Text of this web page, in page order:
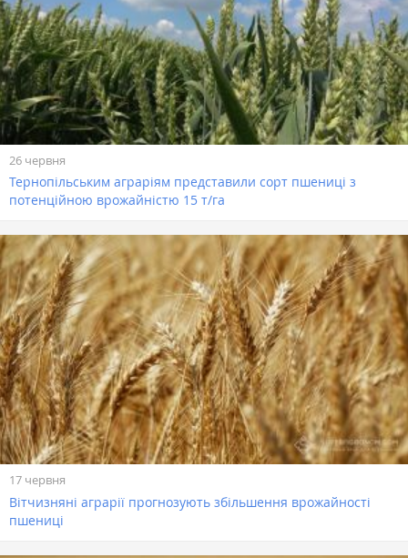
26 червня
Тернопільським аграріям представили сорт пшениці з
потенційною врожайністю 15 т/га
17 червня
Вітчизняні аграрії прогнозують збільшення врожайності
пшениці